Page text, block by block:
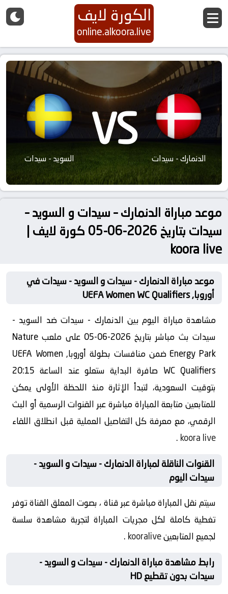
الكورة لايف
online.alkoora.live
الدنمارك - سيدات VS السويد - سيدات
موعد مباراة الدنمارك – سيدات و السويد –
سيدات بتاريخ 2026-06-05 كورة لايف |
koora live
موعد مباراة الدنمارك - سيدات و السويد - سيدات في
أوروبا, UEFA Women WC Qualifiers
مشاهدة مباراة اليوم بين الدنمارك - سيدات ضد السويد -
سيدات بث مباشر بتاريخ 2026-06-05 على ملعب Nature
Energy Park ضمن منافسات بطولة أوروبا, UEFA Women
WC Qualifiers صافرة البداية ستعلو عند الساعة 20:15
بتوقيت السعودية، لتبدأ الإثارة منذ اللحظة الأولى يمكن
للمتابعين متابعة المباراة مباشرة عبر القنوات الرسمية أو البث
الرقمي، مع معرفة كل التفاصيل العملية قبل انطلاق اللقاء
koora live
.
القنوات الناقلة لمباراة الدنمارك - سيدات و السويد -
سيدات اليوم
سيتم نقل المباراة مباشرة عبر قناة ، بصوت المعلق القناة توفر
تغطية كاملة لكل مجريات المباراة لتجربة مشاهدة سلسة
لجميع المتابعينkooralive
.
رابط مشاهدة مباراة الدنمارك - سيدات و السويد -
سيدات بدون تقطيع HD